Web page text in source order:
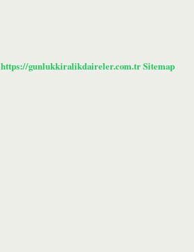
https://gunlukkiralikdaireler.com.trSitemap